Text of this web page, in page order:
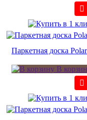
Паркетная доска
В